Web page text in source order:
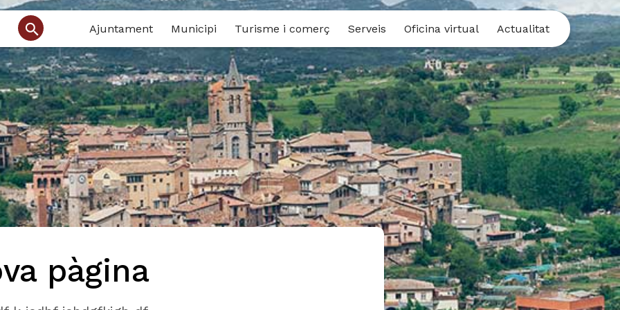
Ajuntament Municipi Turisme i comerç Serveis Oficina virtual Actualitat
pàgina